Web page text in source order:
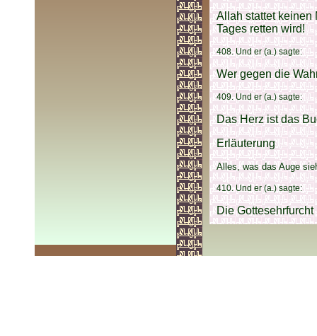
Allah stattet keinen
Tages retten wird!
408. Und er (a.) sagte:
Wer gegen die
409. Und er (a.) sagte:
Das Herz ist das
Erläuterung
Alles, was das Auge
410. Und er (a.) sagte:
Die